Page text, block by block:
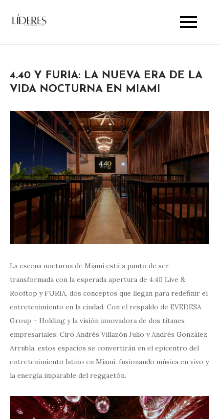
4.40 Y FURIA: LA NUEVA ERA DE LA
VIDA NOCTURNA EN MIAMI
La escena nocturna de Miami está a punto de ser
transformada con la esperada apertura de 4.40 Live &
Rooftop y FURIA, dos conceptos que llegan para redefinir el
entretenimiento en la ciudad. Con el respaldo de EVEDESA
Group – Holding y la visión innovadora de dos titanes
empresariales: Ciro Andrés Villazón Julio y Andrés González
Arrubla, estos espacios se convertirán en el epicentro del
entretenimiento latino en Miami, fusionando música en vivo y
la energía imparable del reggaetón.